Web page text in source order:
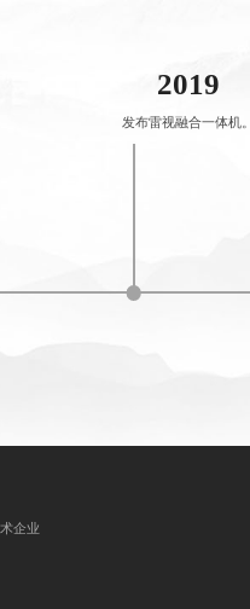
2019
发布雷视融合一体机。
企业